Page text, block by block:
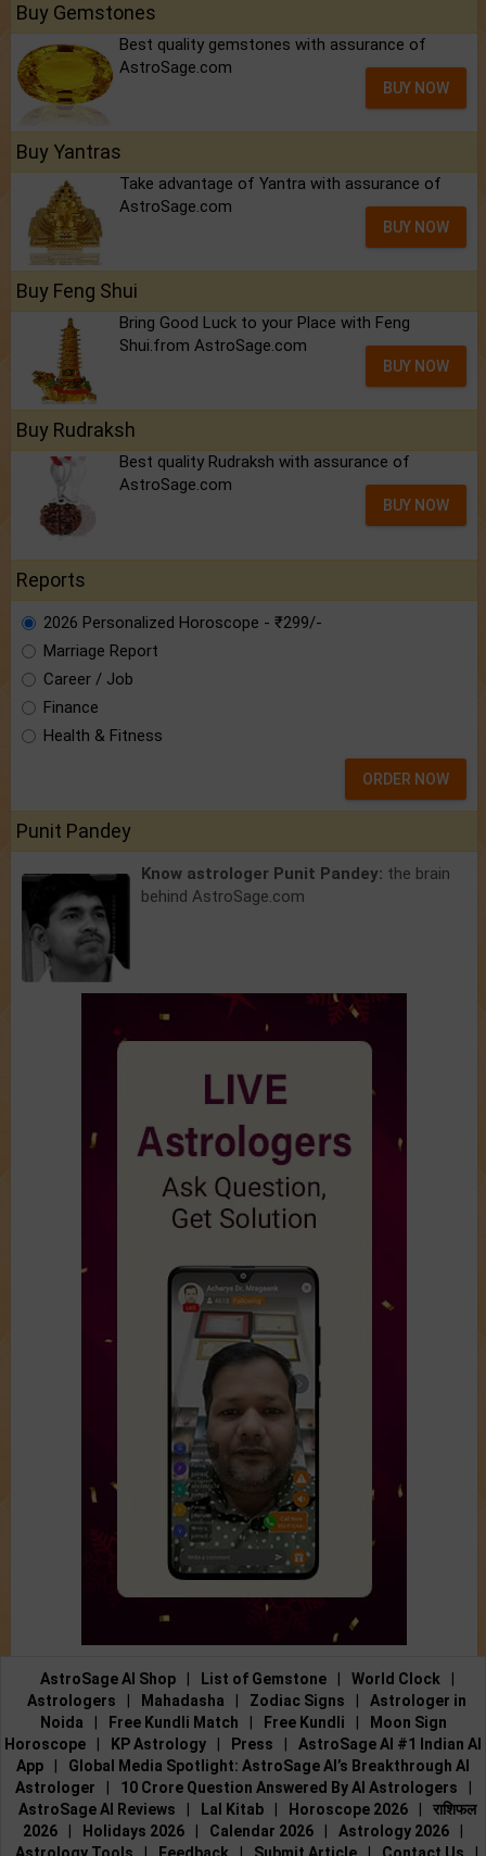
Buy Gemstones
Best quality gemstones with assurance of
AstroSage.com
BUY NOW
Buy Yantras
Take advantage of Yantra with assurance of
AstroSage.com
BUY NOW
Buy Feng Shui
Bring Good Luck to your Place with Feng
Shui.from AstroSage.com
BUY NOW
Buy Rudraksh
Best quality Rudraksh with assurance of
AstroSage.com
BUY NOW
Reports
2026 Personalized Horoscope - ₹299/-
Marriage Report
Career / Job
Finance
Health & Fitness
ORDER NOW
Punit Pandey
Know astrologer Punit Pandey: the brain
behind AstroSage.com
AstroSage AI Shop List of Gemstone World Clock
Astrologers
Mahadasha Zodiac Signs
Astrologer in
Noida
Free Kundli Match Free Kundli
Moon Sign
Horoscope
KP Astrology Press
AstroSage AI #1 Indian AI
App
Global Media Spotlight: AstroSage AI’s Breakthrough AI
Astrologer
10 Crore Question Answered By AI Astrologers
AstroSage AI Reviews
Lal Kitab Horoscope 2026
राशिफल
2026
Holidays 2026 Calendar 2026 Astrology 2026